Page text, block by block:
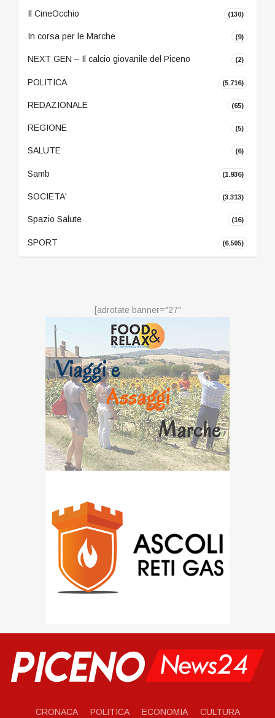
Il CineOcchio (130)
In corsa per le Marche (9)
NEXT GEN – Il calcio giovanile del Piceno (2)
POLITICA (5.716)
REDAZIONALE (65)
REGIONE (5)
SALUTE (6)
Samb (1.936)
SOCIETA' (3.313)
Spazio Salute (16)
SPORT (6.505)
[adrotate banner="27"
CRONACA POLITICA ECONOMIA CULTURA